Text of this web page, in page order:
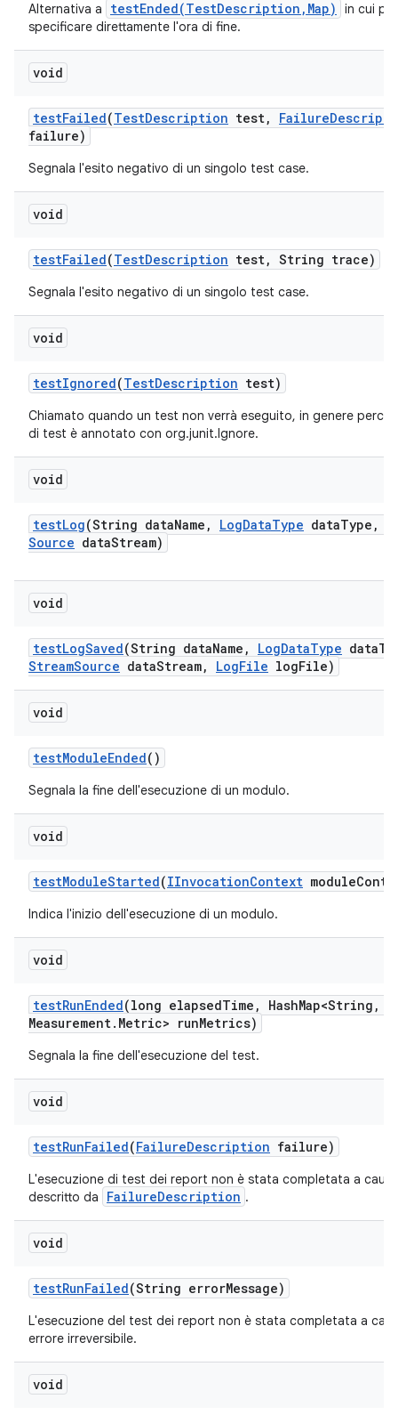
Alternativa a testEnded(TestDescription,Map)
in cui
specificare direttamente l'ora di fine.
void
testFailed(TestDescription test, Failure
failure)
Segnala l'esito negativo di un singolo test case.
void
testFailed(TestDescription test, String trace)
Segnala l'esito negativo di un singolo test case.
void
testIgnored(TestDescription test)
Chiamato quando un test non verrà eseguito, in genere
di test è annotato con org.junit.Ignore.
void
testLog(String dataName , LogDataType dataType ,
Source dataStream)
void
testLogSaved(String dataName , LogDataType data
StreamSource dataStream, LogFile logFile)
void
testModuleEnded()
Segnala la fine dell'esecuzione di un modulo.
void
testModuleStarted(IInvocationContext module
Indica l'inizio dell'esecuzione di un modulo.
void
testRunEnded(long elapsedTime , HashMap<String ,
Measurement. Metric> runMetrics)
Segnala la fine dell'esecuzione del test.
void
testRunFailed(FailureDescription failure)
L'esecuzione di test dei report non è stata completata a
descritto da
FailureDescription .
void
testRunFailed(String errorMessage)
L'esecuzione del test dei report non è stata completata a
errore irreversibile.
void